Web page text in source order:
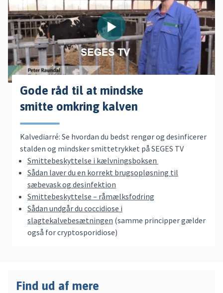
Gode råd til at mindske
smitte omkring kalven
Kalvediarré: Se hvordan du bedst rengør og desinficerer
stalden og mindsker smittetrykket på SEGES TV
Smittebeskyttelse i kælvningsboksen
Sådan laver du en korrekt brugsopløsning til
sæbevask og desinfektion
Smittebeskyttelse – råmælksfodring
Sådan undgår du coccidiose i
slagtekalvebesætningen (samme principper gælder
også for cryptosporidiose)
Find ud af mere